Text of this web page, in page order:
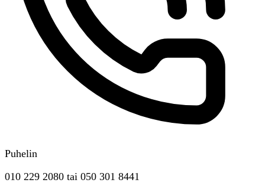
Puhelin
010 229 2080 tai 050 301 8441